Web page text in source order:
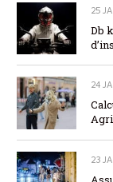
25
Db
24
23